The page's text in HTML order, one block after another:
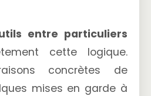
entre particuliers
cette logique.
concrètes de
mises en garde à